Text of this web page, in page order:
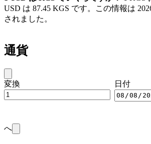
USD は 87.45 KGS です。この情報は
されました。
通貨
変換 日付
へ